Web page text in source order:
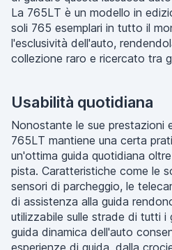
La 765LT è un modello in
soli 765 esemplari in tutto il
l'esclusività dell'auto,
collezione raro e ricercato tra
Usabilità quotidiana
Nonostante le sue prestazioni
765LT mantiene una certa
un'ottima guida quotidiana
pista. Caratteristiche come le
sensori di parcheggio, le
di assistenza alla guida
utilizzabile sulle strade di tutti i
guida dinamica dell'auto
esperienze di guida, dalla